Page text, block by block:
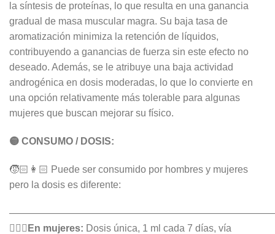
la síntesis de proteínas, lo que resulta en una ganancia
gradual de masa muscular magra. Su baja tasa de
aromatización minimiza la retención de líquidos,
contribuyendo a ganancias de fuerza sin este efecto no
deseado. Además, se le atribuye una baja actividad
androgénica en dosis moderadas, lo que lo convierte en
una opción relativamente más tolerable para algunas
mujeres que buscan mejorar su físico.
🟡 CONSUMO / DOSIS:
🧒🏻👩🏻 Puede ser consumido por hombres y mujeres
pero la dosis es diferente:
🙍🏻‍♀‍En mujeres: Dosis única, 1 ml cada 7 días, vía